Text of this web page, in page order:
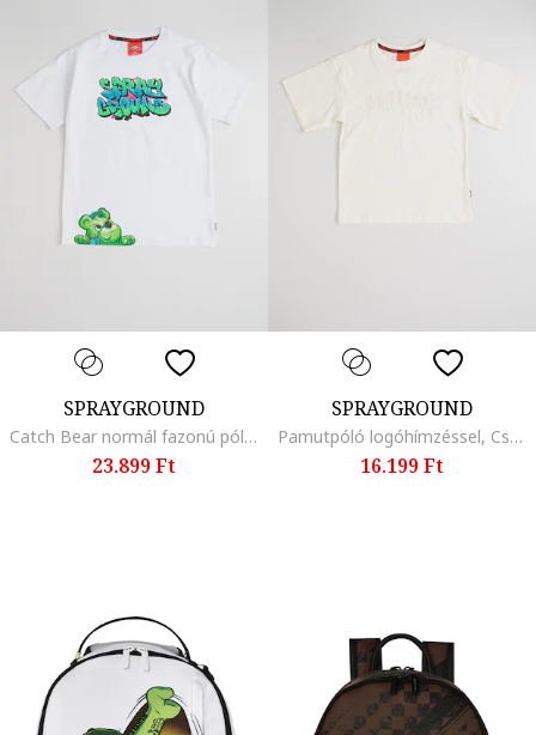
SPRAYGROUND
Catch Bear normál fazonú póló, Fehér/Zöld
23.899 Ft
SPRAYGROUND
Pamutpóló logóhímzéssel, Csontszín
16.199 Ft